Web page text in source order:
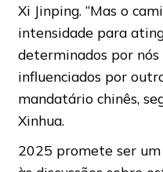
Xi Jinping. “Mas o
intensidade para
determinados por nós
influenciados por
mandatário chinês,
Xinhua.
2025 promete ser